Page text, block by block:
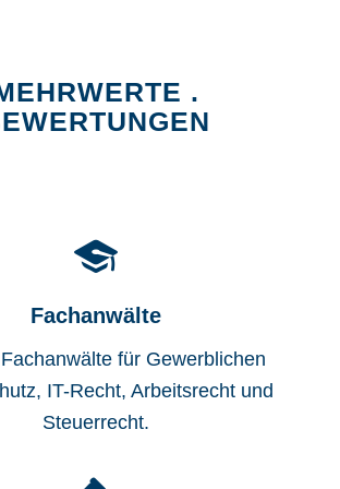
.
Fachanwälte
für Gewerblichen
IT-Recht, Arbeitsrecht und
Steuerrecht.